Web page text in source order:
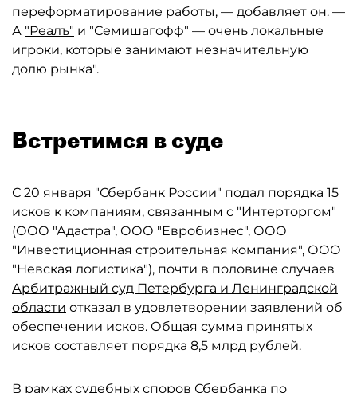
переформатирование работы, — добавляет он. —
А "Реалъ" и "Семишагофф" — очень локальные
игроки, которые занимают незначительную
долю рынка".
Встретимся в суде
С 20 января "Сбербанк России" подал порядка 15
исков к компаниям, связанным с "Интерторгом"
(ООО "Адастра", ООО "Евробизнес", ООО
"Инвестиционная строительная компания", ООО
"Невская логистика"), почти в половине случаев
Арбитражный суд Петербурга и Ленинградской
области отказал в удовлетворении заявлений об
обеспечении исков. Общая сумма принятых
исков составляет порядка 8,5 млрд рублей.
В рамках судебных споров Сбербанка по